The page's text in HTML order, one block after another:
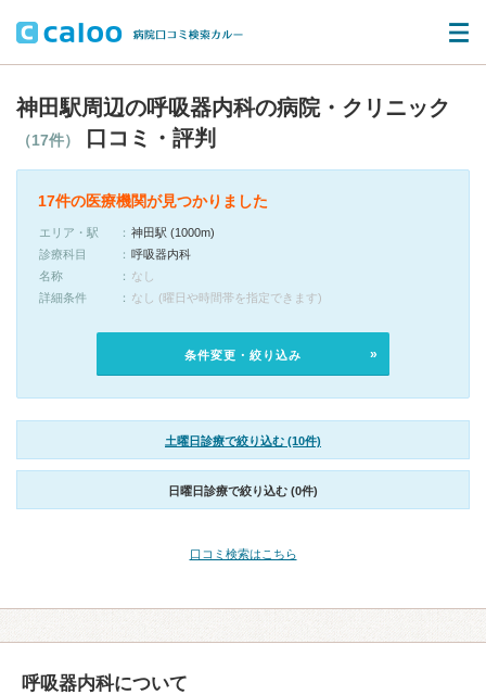
神田駅周辺の呼吸器内科の病院・クリニック
（17件） 口コミ・評判
17件の医療機関が見つかりました
エリア・駅
神田駅 (1000m)
診療科目
呼吸器内科
名称
なし
詳細条件
なし (曜日や時間帯を指定できます)
条件変更・絞り込み
土曜日診療で絞り込む (10件)
日曜日診療で絞り込む (0件)
口コミ検索はこちら
呼吸器内科について